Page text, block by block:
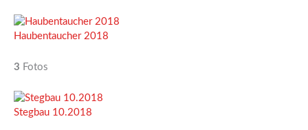
Haubentaucher 2018
3 Fotos
Stegbau 10.2018